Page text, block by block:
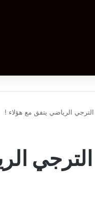
الترجي الرياضي يتفق مع هؤلاء !
الترجي